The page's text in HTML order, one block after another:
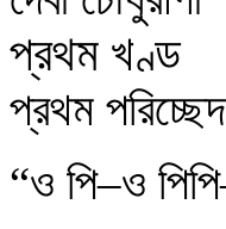
প্রথম খণ্ড
প্রথম পরিচ্ছেদ
“ও পি–ও